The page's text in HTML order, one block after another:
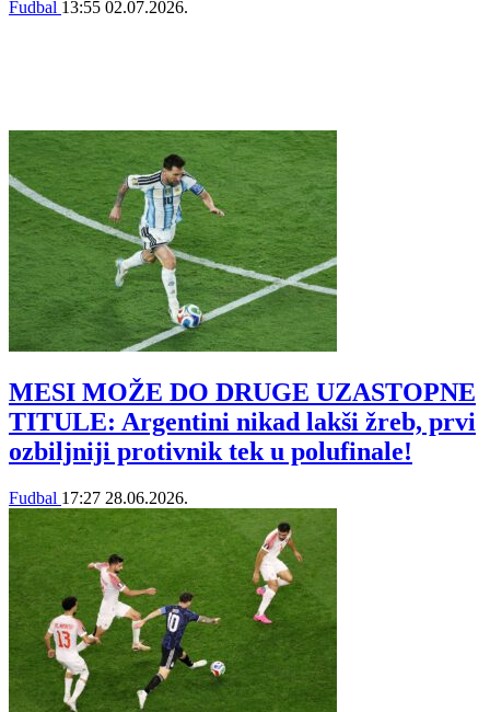
Fudbal 13:55 02.07.2026.
MESI MOŽE DO DRUGE UZASTOPNE
TITULE: Argentini nikad lakši žreb, prvi
ozbiljniji protivnik tek u polufinale!
Fudbal 17:27 28.06.2026.